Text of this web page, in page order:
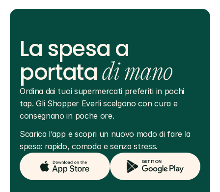
La spesa a
portatadi mano
Ordina dai tuoi supermercati preferiti in pochi
tap. Gli Shopper Everli scelgono con cura e
consegnano in poche ore.
Scarica l’app e scopri un nuovo modo di fare la
spesa: rapido, comodo e senza stress.